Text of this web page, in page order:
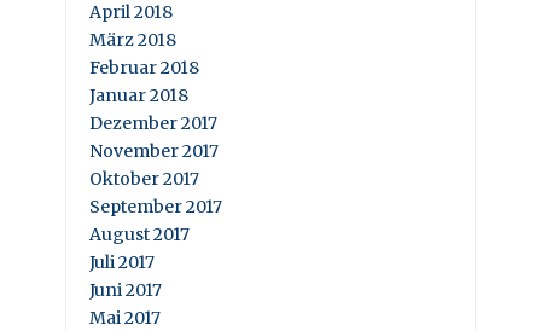
April 2018
März 2018
Februar 2018
Januar 2018
Dezember 2017
November 2017
Oktober 2017
September 2017
August 2017
Juli 2017
Juni 2017
Mai 2017